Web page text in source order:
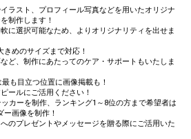
Close
ラスト、プロフィール写真などを用いたオリジナ
制作します！
に選択可能なため、よりオリジナリティを出せま
めのサイズまで対応！
ど、制作にあたってのケア・サポートもいたしま
も目立つ位置に画像掲載も！
ールにご活用ください！
カーを制作、ランキング1～8位の方まで希望者は
画像を制作！
のプレゼントやメッセージを贈る際にご活用いた